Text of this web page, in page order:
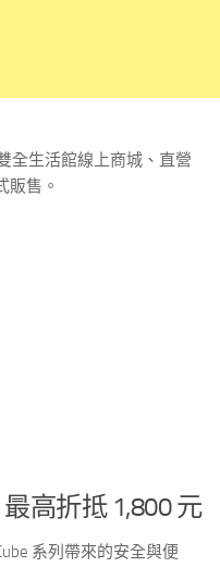
全生活館線上商城、直營
販售。
高折抵 1,800 元
系列帶來的安全與便